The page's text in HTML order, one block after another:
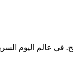
عالم اليوم